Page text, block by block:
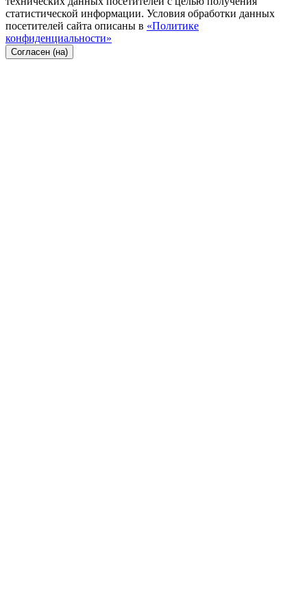
статистической информации. Условия обработки данных
посетителей сайта описаны в «Политике
конфиденциальности»
Согласен (на)